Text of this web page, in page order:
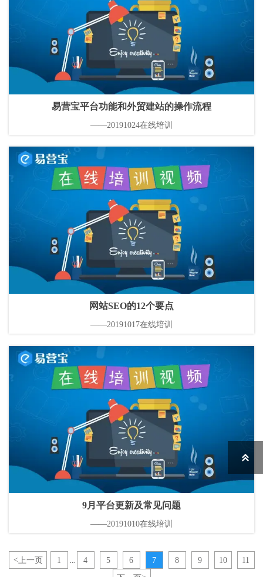
易营宝平台功能和外贸建站的操作流程
——20191024在线培训
网站SEO的12个要点
——20191017在线培训
9月平台更新及常见问题
——20191010在线培训
< 上一页 1 4 5 6 7 8 9 10
11
